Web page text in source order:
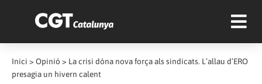
Inici > Opinió > La crisi dóna nova força als sindicats. L’allau d’ERO
presagia un hivern calent